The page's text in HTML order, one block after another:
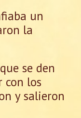
un
la
se den
con los
y salieron